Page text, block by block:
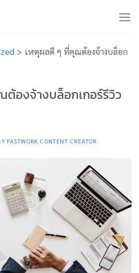
> เหตุผลดี ๆ ที่คุณต้องจ้างบล็อก
องจ้างบล็อกเกอร์รีวิว
FASTWORK CONTENT CREATOR